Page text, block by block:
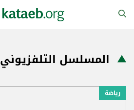
المسلسل التلفزيوني
رياضة